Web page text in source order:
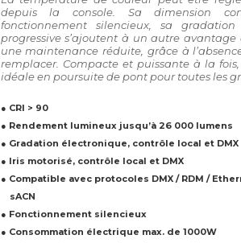
depuis la console. Sa dimension
fonctionnement silencieux, sa gradation
progressive s’ajoutent à un autre
une maintenance réduite, grâce à
remplacer. Compacte et puissante à la
idéale en poursuite de pont pour toutes les
● CRI > 90
● Rendement lumineux jusqu’à 26 000 lumens
● Gradation électronique, contrôle local et DMX
● Iris motorisé, contrôle local et DMX
● Compatible avec protocoles DMX / RDM /
sACN
● Fonctionnement silencieux
● Consommation électrique max. de 1000W